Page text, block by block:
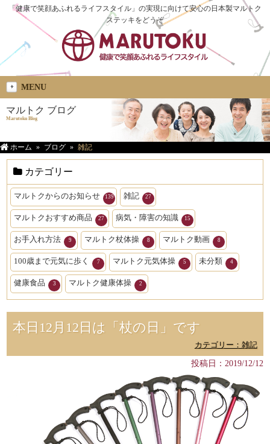
「健康で笑顔あふれるライフスタイル」の実現に向けて安心の日本製マルトク
ステッキをどうぞ
MENU
マルトク ブログ
Marutoku Blog
ホーム ブログ 雑記
カテゴリー
マルトクからのお知らせ 139 雑記 27
マルトクおすすめ商品 27 病気・障害の知識 15
お手入れ方法 9 マルトク杖体操 8 マルトク動画 8
100歳まで元気に歩く 7 マルトク元気体操 5 未分類 4
健康食品 3 マルトク健康体操 2
本日12月12日は「杖の日」です
カテゴリー：雑記
投稿日：2019/12/12